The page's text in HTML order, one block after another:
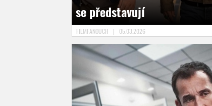
se představují
FILMFANOUCH | 05.03.2026